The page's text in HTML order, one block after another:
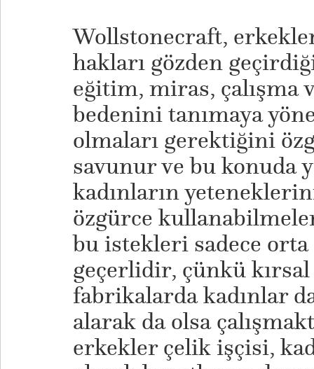
Wollstonecraft,
hakları gözden
eğitim, miras, çalışma
bedenini tanımaya
olmaları gerektiğini
savunur ve bu konuda
kadınların
özgürce
bu istekleri sadece orta
geçerlidir, çünkü
fabrikalarda kadınlar
alarak da olsa
erkekler çelik işçisi,